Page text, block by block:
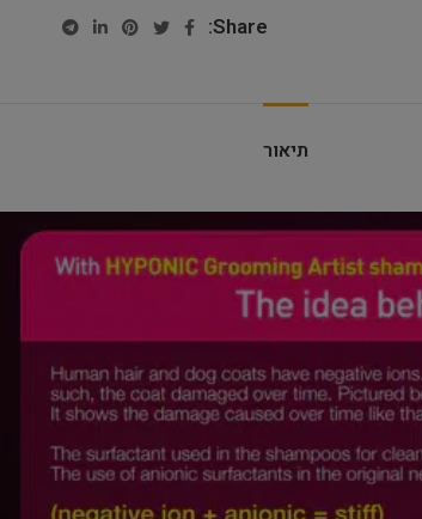
Share:
תיאור